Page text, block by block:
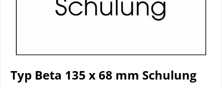
Typ Beta 135 x 68 mm Schulung